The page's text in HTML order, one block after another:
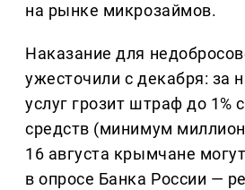
на рынке микрозаймов.
Наказание для
ужесточили с декабря: за
услуг грозит штраф до 1%
средств (минимум
16 августа крымчане
в опросе Банка России —